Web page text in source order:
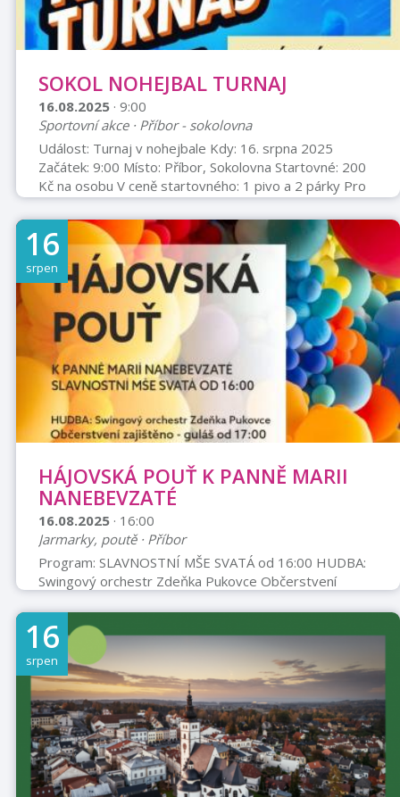
SOKOL NOHEJBAL TURNAJ
16.08.2025 · 9:00
Sportovní akce · Příbor - sokolovna
Událost: Turnaj v nohejbale Kdy: 16. srpna 2025
Začátek: 9:00 Místo: Příbor, Sokolovna Startovné: 200
Kč na osobu V ceně startovného: 1 pivo a 2 párky Pro
koho: Pouze pro neregistrované hráče Platba:
Startovné se platí na účet, který je uveden u QR kódu.
Poznámka: V případě zrušení turnaje z důvodu
špatného počasí bude startovné vráceno. Kontakt:
sokol.nohejbal@seznam.cz
16
srpen
HÁJOVSKÁ POUŤ K PANNĚ MARII
NANEBEVZATÉ
16.08.2025 · 16:00
Jarmarky, poutě · Příbor
Program: SLAVNOSTNÍ MŠE SVATÁ od 16:00 HUDBA:
Swingový orchestr Zdeňka Pukovce Občerstvení
ČSL Hájov a CZS Hájov Web: WWW.HAJOV.CZ
16
srpen